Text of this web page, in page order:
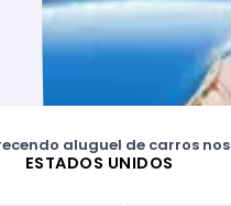
aluguel de carros nos
ESTADOS UNIDOS